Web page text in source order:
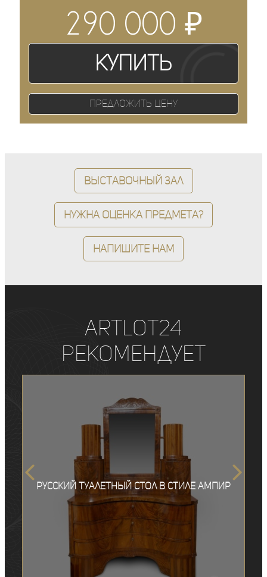
290 000 ₽
Купить
Предложить цену
Выставочный зал
Нужна оценка предмета?
Напишите нам
ArtLot24
рекомендует
Русский туалетный стол в стиле ампир